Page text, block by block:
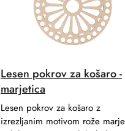
Lesen pokrov za košaro -
marjetica
Lesen pokrov za košaro z
izrezljanim motivom rože